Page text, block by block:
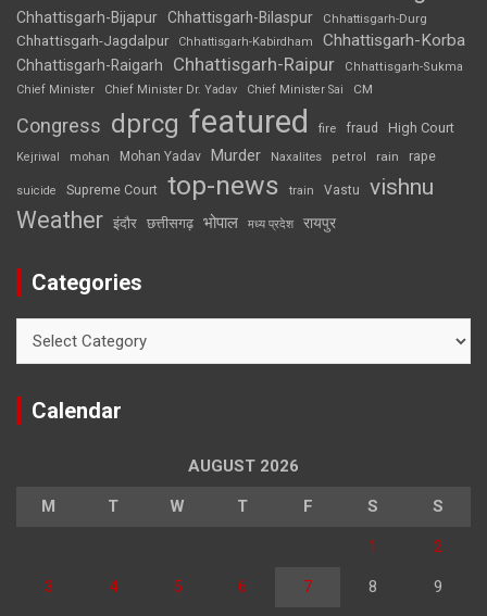
Chhattisgarh-Bijapur Chhattisgarh-Bilaspur Chhattisgarh-Durg
Chhattisgarh-Jagdalpur Chhattisgarh-Kabirdham Chhattisgarh-Korba
Chhattisgarh-Raigarh Chhattisgarh-Raipur
Chhattisgarh-Sukma
Chief Minister
Chief Minister Dr. Yadav Chief Minister Sai CM
Congress dprcg featured fire fraud High Court
Kejriwal mohan Mohan Yadav Murder Naxalites petrol rain rape
suicide Supreme Court top-news train Vastu vishnu
Weather इंदौर छत्तीसगढ़ भोपाल मध्य प्रदेश रायपुर
Categories
Calendar
AUGUST 2026
M T W T F S S
1 2
3 4 5 6 7 8 9